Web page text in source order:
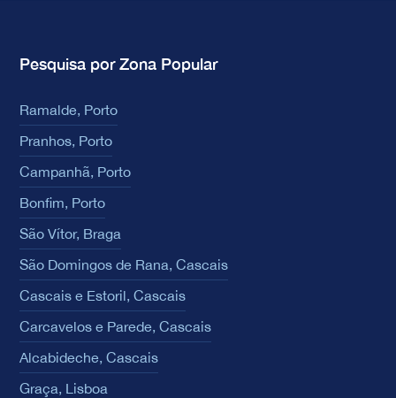
Pesquisa por Zona Popular
Ramalde, Porto
Pranhos, Porto
Campanhã, Porto
Bonfim, Porto
São Vítor, Braga
São Domingos de Rana, Cascais
Cascais e Estoril, Cascais
Carcavelos e Parede, Cascais
Alcabideche, Cascais
Graça, Lisboa